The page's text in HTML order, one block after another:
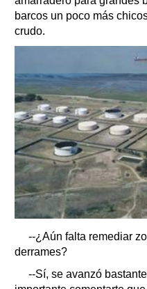
barcos un poco más
crudo.
--¿Aún falta remediar
derrames?
--Sí, se avanzó